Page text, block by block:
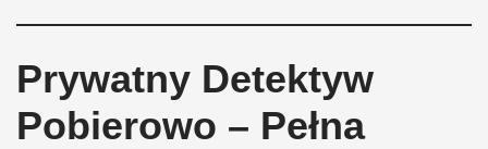
Prywatny Detektyw
Pobierowo – Pełna